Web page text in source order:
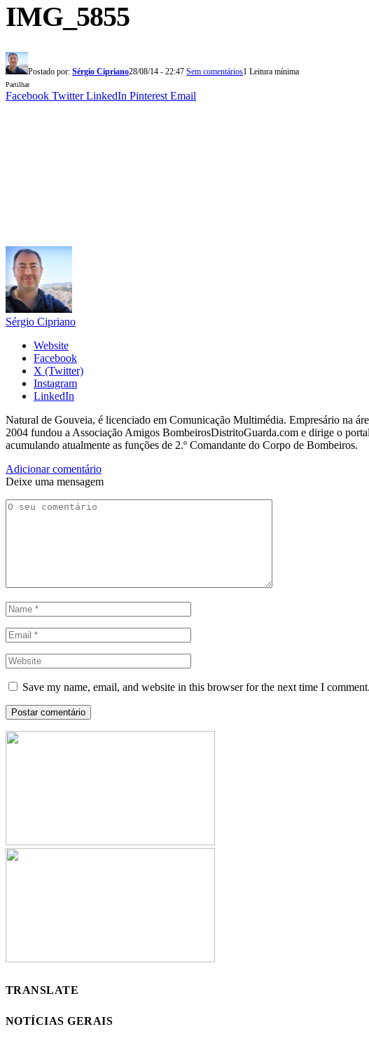
IMG_5855
Postado por: Sérgio Cipriano28/08/14 - 22:47 Sem comentários1 Leitura mínima
Partilhar
Facebook Twitter LinkedIn Pinterest Email
Sérgio Cipriano
Website
Facebook
X (Twitter)
Instagram
LinkedIn
Natural de Gouveia, é licenciado em Comunicação Multimédia. Empresário na
2004 fundou a Associação Amigos BombeirosDistritoGuarda.com e dirige o
acumulando atualmente as funções de 2.º Comandante do Corpo de Bombeiros.
Adicionar comentário
Deixe uma mensagem
Save my name, email, and website in this browser for the next time I comment.
TRANSLATE
NOTÍCIAS GERAIS